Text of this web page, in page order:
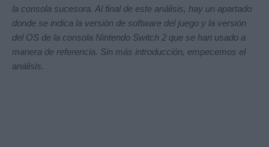
la consola sucesora. Al final de este análisis, hay un apartado
donde se indica la versión de software del juego y la versión
del OS de la consola Nintendo Switch 2 que se han usado a
manera de referencia. Sin más introducción, empecemos el
análisis.